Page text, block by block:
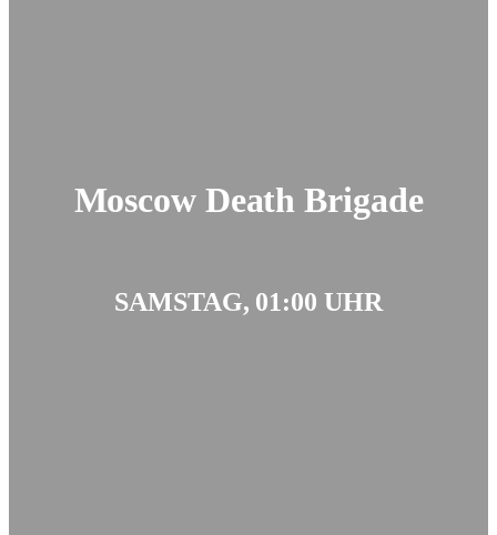
Moscow Death Brigade
SAMSTAG, 01:00 UHR